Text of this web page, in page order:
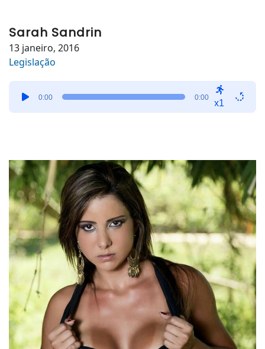
Sarah Sandrin
13 janeiro, 2016
Legislação
0:00 0:00
x1